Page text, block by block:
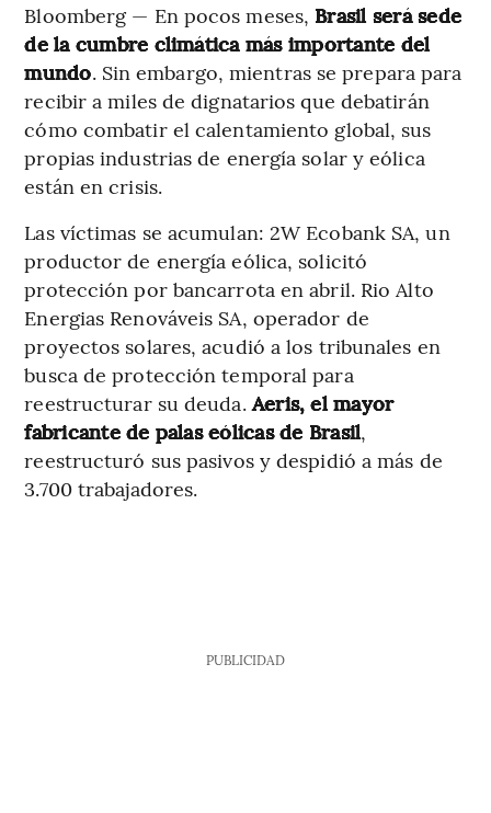
Bloomberg — En pocos meses, Brasil será sede
de la cumbre climática más importante del
mundo. Sin embargo, mientras se prepara para
recibir a miles de dignatarios que debatirán
cómo combatir el calentamiento global, sus
propias industrias de energía solar y eólica
están en crisis.
Las víctimas se acumulan: 2W Ecobank SA, un
productor de energía eólica, solicitó
protección por bancarrota en abril. Rio Alto
Energias Renováveis SA, operador de
proyectos solares, acudió a los tribunales en
busca de protección temporal para
reestructurar su deuda.Aeris, el mayor
fabricante de palas eólicas de Brasil,
reestructuró sus pasivos y despidió a más de
3.700 trabajadores.
PUBLICIDAD